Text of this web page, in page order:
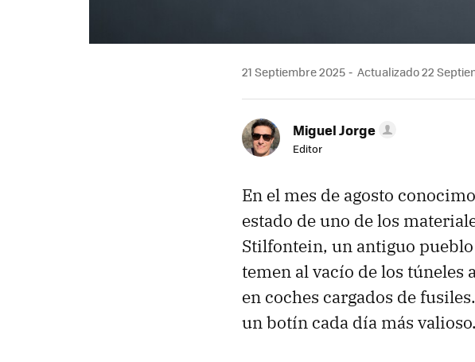
21 Septiembre 2025 Actualizado 22
Miguel Jorge
Editor
En el mes de agosto
estado de uno de los
Stilfontein, un antiguo
temen al vacío de los túneles
en coches cargados de
un botín cada día más valioso.